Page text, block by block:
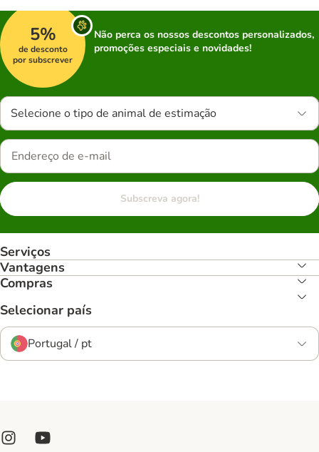
5%
de desconto
por subscrever
Não perca os nossos descontos personalizados,
promoções especiais e novidades!
Selecione o tipo de animal de estimação
Subscreva agora!
Serviços
Vantagens
Compras
Selecionar país
Portugal / pt